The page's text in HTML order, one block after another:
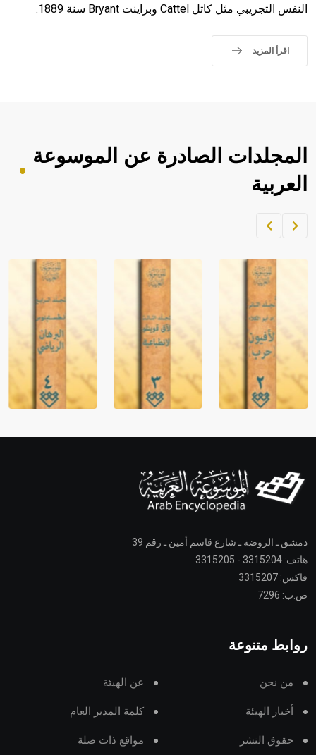
النفس التجريبي مثل كاتل Cattel وبراينت Bryant سنة 1889.
اقرأ المزيد
المجلدات الصادرة عن الموسوعة
العربية
دمشق ـ الروضة ـ شارع قاسم أمين ـ رقم 39
هاتف: 3315204 - 3315205
فاكس: 3315207
ص.ب: 7296
روابط متنوعة
من نحن عن الهيئة
أخبار الهيئة كلمة المدير العام
حقوق النشر مواقع ذات صلة